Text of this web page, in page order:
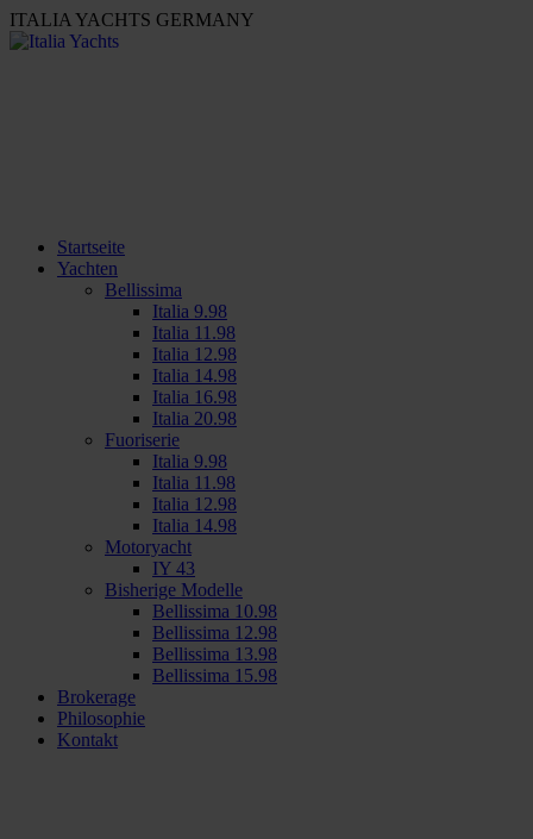
ITALIA YACHTS GERMANY
Startseite
Yachten
Bellissima
Italia 9.98
Italia 11.98
Italia 12.98
Italia 14.98
Italia 16.98
Italia 20.98
Fuoriserie
Italia 9.98
Italia 11.98
Italia 12.98
Italia 14.98
Motoryacht
IY 43
Bisherige Modelle
Bellissima 10.98
Bellissima 12.98
Bellissima 13.98
Bellissima 15.98
Brokerage
Philosophie
Kontakt